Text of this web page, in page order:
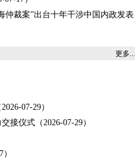
仲裁案”出台十年干涉中国内政发表
更多...
07-29）
接仪式（2026-07-29）